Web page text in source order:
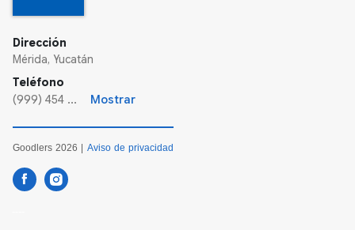
Dirección
Mérida, Yucatán
Teléfono
(999) 454 ...
Mostrar
Goodlers 2026 | Aviso de privacidad